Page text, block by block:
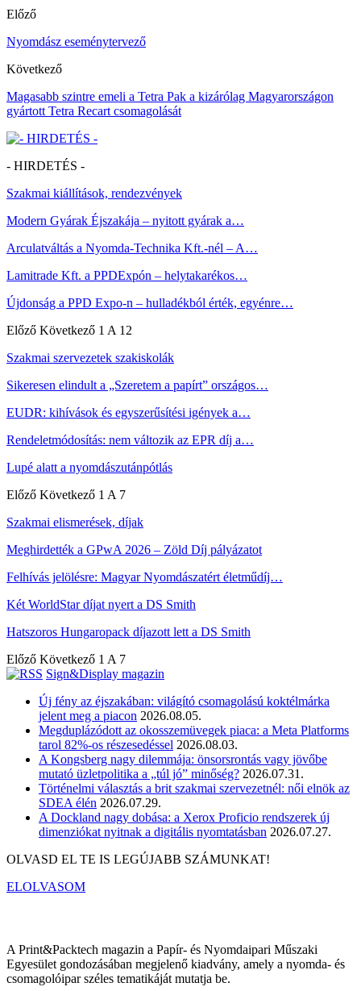
Előző
Nyomdász eseménytervező
Következő
Magasabb szintre emeli a Tetra Pak a kizárólag Magyarországon
gyártott Tetra Recart csomagolását
- HIRDETÉS -
Szakmai kiállítások, rendezvények
Modern Gyárak Éjszakája – nyitott gyárak a…
Arculatváltás a Nyomda-Technika Kft.-nél – A…
Lamitrade Kft. a PPDExpón – helytakarékos…
Újdonság a PPD Expo-n – hulladékból érték, egyénre…
Előző Következő 1 A 12
Szakmai szervezetek szakiskolák
Sikeresen elindult a „Szeretem a papírt” országos…
EUDR: kihívások és egyszerűsítési igények a…
Rendeletmódosítás: nem változik az EPR díj a…
Lupé alatt a nyomdászutánpótlás
Előző Következő 1 A 7
Szakmai elismerések, díjak
Meghirdették a GPwA 2026 – Zöld Díj pályázatot
Felhívás jelölésre: Magyar Nyomdászatért életműdíj…
Két WorldStar díjat nyert a DS Smith
Hatszoros Hungaropack díjazott lett a DS Smith
Előző Következő 1 A 7
Sign&Display magazin
Új fény az éjszakában: világító csomagolású koktélmárka
jelent meg a piacon 2026.08.05.
Megduplázódott az okosszemüvegek piaca: a Meta Platforms
tarol 82%-os részesedéssel 2026.08.03.
A Kongsberg nagy dilemmája: önsorsrontás vagy jövőbe
mutató üzletpolitika a „túl jó” minőség? 2026.07.31.
Történelmi választás a brit szakmai szervezetnél: női elnök az
SDEA élén 2026.07.29.
A Dockland nagy dobása: a Xerox Proficio rendszerek új
dimenziókat nyitnak a digitális nyomtatásban 2026.07.27.
OLVASD EL TE IS LEGÚJABB SZÁMUNKAT!
ELOLVASOM
A Print&Packtech magazin a Papír- és Nyomdaipari Műszaki
Egyesület gondozásában megjelenő kiadvány, amely a nyomda- és
csomagolóipar széles tematikáját mutatja be.